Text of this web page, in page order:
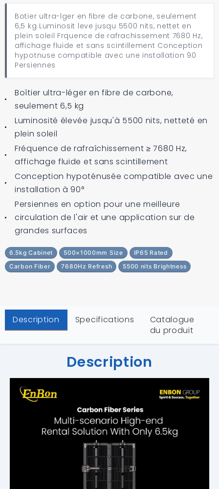
Botier ultra-lger en fibre de carbone, seulement
6,5 kg Luminosit leve jusqu 5500 nits, nettet en
plein soleil Frquence de rafrachissement 7680 Hz,
affichage fluide et sans scintillement Conception
hypotnuse compatible avec une installation 90
Persiennes
Boîtier ultra-léger en fibre de carbone,
seulement 6,5 kg
Luminosité élevée jusqu'à 5500 nits, netteté en
plein soleil
Fréquence de rafraîchissement ≥ 7680 Hz,
affichage fluide et sans scintillement
Conception hypoténusée compatible avec une
installation à 90°
Persiennes en option pour une meilleure
circulation de l'air et une application sur de
grandes surfaces
6.5kg Cabinet 500×1000mm Size
IP65 Rated
Carbon Fiber
7680Hz Refresh 5500 nits Brightness
Description Specifications
Catalogue
du produit
Description